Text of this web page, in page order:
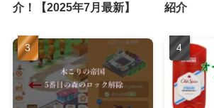
介！【2025年7月最新】
紹介